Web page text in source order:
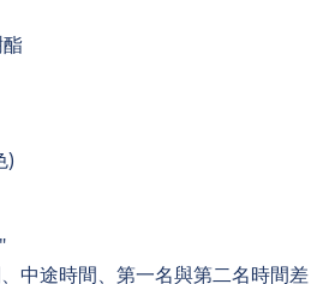
)
中途時間、第一名與第二名時間差